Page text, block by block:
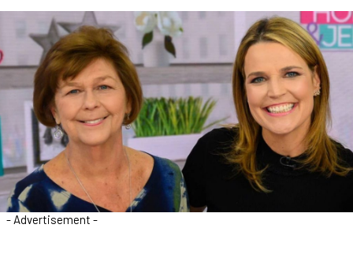
- Advertisement -